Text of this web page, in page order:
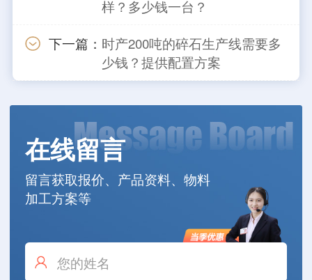
样？多少钱一台？
下一篇： 时产200吨的碎石生产线需要多
少钱？提供配置方案
在线留言
留言获取报价、产品资料、物料
加工方案等